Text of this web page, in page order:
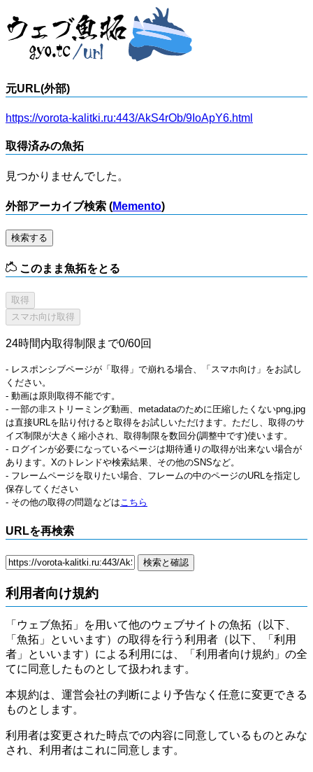
元URL(外部)
https://vorota-kalitki.ru:443/AkS4rOb/9IoApY6.html
取得済みの魚拓
見つかりませんでした。
外部アーカイブ検索 (Memento)
検索する
このまま魚拓をとる
24時間内取得制限まで0/60回
- レスポンシブページが「取得」で崩れる場合、「スマホ向け」をお試し
ください。
- 動画は原則取得不能です。
- 一部の非ストリーミング動画、metadataのために圧縮したくないpng,jpg
は直接URLを貼り付けると取得をお試しいただけます。ただし、取得のサ
イズ制限が大きく縮小され、取得制限を数回分(調整中です)使います。
- ログインが必要になっているページは期待通りの取得が出来ない場合が
あります。Xのトレンドや検索結果、その他のSNSなど。
- フレームページを取りたい場合、フレームの中のページのURLを指定し
保存してください
- その他の取得の問題などはこちら
URLを再検索
利用者向け規約
「ウェブ魚拓」を用いて他のウェブサイトの魚拓（以下、
「魚拓」といいます）の取得を行う利用者（以下、「利用
者」といいます）による利用には、「利用者向け規約」の全
てに同意したものとして扱われます。
本規約は、運営会社の判断により予告なく任意に変更できる
ものとします。
利用者は変更された時点での内容に同意しているものとみな
され、利用者はこれに同意します。